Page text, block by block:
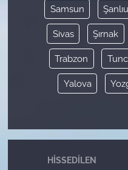
Samsun
Sivas Şırnak
Trabzon
Yalova
HISSEDILEN